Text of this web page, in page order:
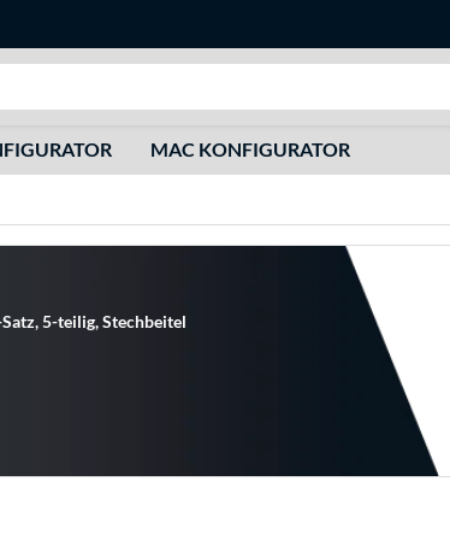
MAC KONFIGURATOR
5-teilig, Stechbeitel